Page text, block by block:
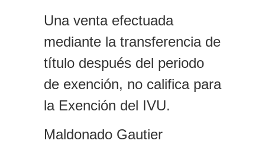
Una venta efectuada
mediante la transferencia de
título después del periodo
de exención, no califica para
la Exención del IVU.
Maldonado Gautier